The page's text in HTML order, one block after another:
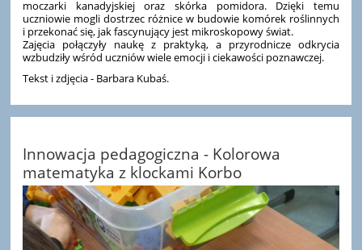
moczarki kanadyjskiej oraz skórka pomidora. Dzięki temu
uczniowie mogli dostrzec różnice w budowie komórek roślinnych
i przekonać się, jak fascynujący jest mikroskopowy świat.
Zajęcia połączyły naukę z praktyką, a przyrodnicze odkrycia
wzbudziły wśród uczniów wiele emocji i ciekawości poznawczej.
Tekst i zdjęcia - Barbara Kubaś.
Innowacja pedagogiczna - Kolorowa
matematyka z klockami Korbo